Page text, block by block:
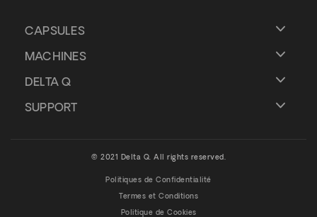
CAPSULES
MACHINES
DELTA Q
SUPPORT
© 2021 Delta Q. All rights reserved.
Politiques de Confidentialité
Termes et Conditions
Politique de Cookies